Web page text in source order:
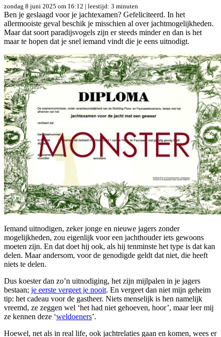
zondag 8 juni 2025 om 16:12 | leestijd: 3 minuten
Ben je geslaagd voor je jachtexamen? Gefeliciteerd. In het
allermooiste geval beschik je misschien al over jachtmogelijkheden.
Maar dat soort paradijsvogels zijn er steeds minder en dan is het
maar te hopen dat je snel iemand vindt die je eens uitnodigt.
Iemand uitnodigen, zeker jonge en nieuwe jagers zonder
mogelijkheden, zou eigenlijk voor een jachthouder iets gewoons
moeten zijn. En dat doet hij ook, als hij tenminste het type is dat kan
delen. Maar andersom, voor de genodigde geldt dat niet, die heeft
niets te delen.
Dus koester dan zo’n uitnodiging, het zijn mijlpalen in je jagers
bestaan; je eerste vergeet je nooit. En vergeet dan niet mijn geheim
tip: het cadeau voor de gastheer. Niets menselijk is hen namelijk
vreemd, ze zeggen wel ‘het had niet gehoeven, hoor’, maar leer mij
ze kennen deze ‘weldoeners’.
Hoewel, net als in real life, ook jachtrelaties gaan en komen, wees er